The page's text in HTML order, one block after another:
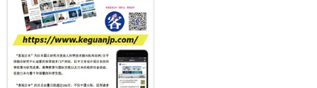
日元
科学研究
千叶大学鉴定出导致难治性疾病“肺高血压症”恶化的蛋白质“MYL9/12”，
会引发血管结构恶化
科学研究
京都大学高效生成光的构成单元“光子”，可应用于量子计算机
小岩井忠道 泷川 进